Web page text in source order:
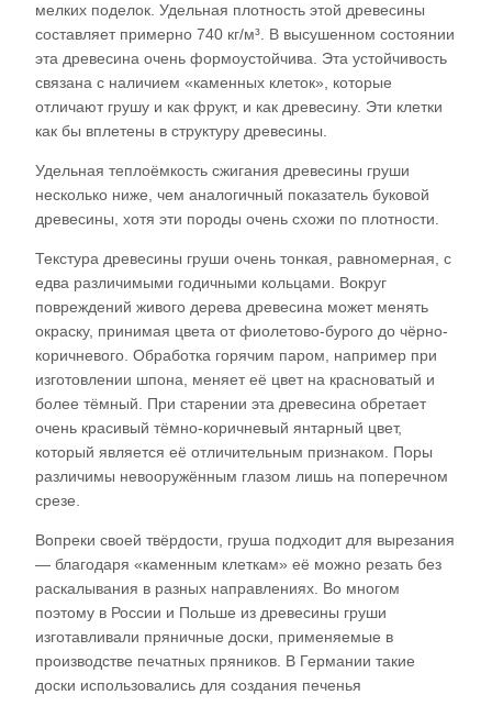
мелких поделок. Удельная плотность этой древесины
составляет примерно 740 кг/м³. В высушенном состоянии
эта древесина очень формоустойчива. Эта устойчивость
связана с наличием «каменных клеток», которые
отличают грушу и как фрукт, и как древесину. Эти клетки
как бы вплетены в структуру древесины.
Удельная теплоёмкость сжигания древесины груши
несколько ниже, чем аналогичный показатель буковой
древесины, хотя эти породы очень схожи по плотности.
Текстура древесины груши очень тонкая, равномерная, с
едва различимыми годичными кольцами. Вокруг
повреждений живого дерева древесина может менять
окраску, принимая цвета от фиолетово-бурого до чёрно-
коричневого. Обработка горячим паром, например при
изготовлении шпона, меняет её цвет на красноватый и
более тёмный. При старении эта древесина обретает
очень красивый тёмно-коричневый янтарный цвет,
который является её отличительным признаком. Поры
различимы невооружённым глазом лишь на поперечном
срезе.
Вопреки своей твёрдости, груша подходит для вырезания
— благодаря «каменным клеткам» её можно резать без
раскалывания в разных направлениях. Во многом
поэтому в России и Польше из древесины груши
изготавливали пряничные доски, применяемые в
производстве печатных пряников. В Германии такие
доски использовались для создания печенья